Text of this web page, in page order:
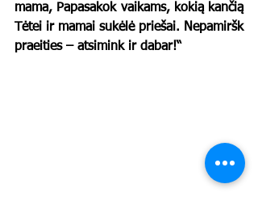
mama, Papasakok vaikams, kokią kančią
Tėtei ir mamai sukėlė priešai. Nepamiršk
praeities – atsimink ir dabar!“